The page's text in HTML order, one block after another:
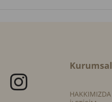
Kurumsal
HAKKIMIZDA